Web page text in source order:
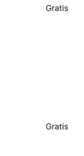
Gratis
Gratis